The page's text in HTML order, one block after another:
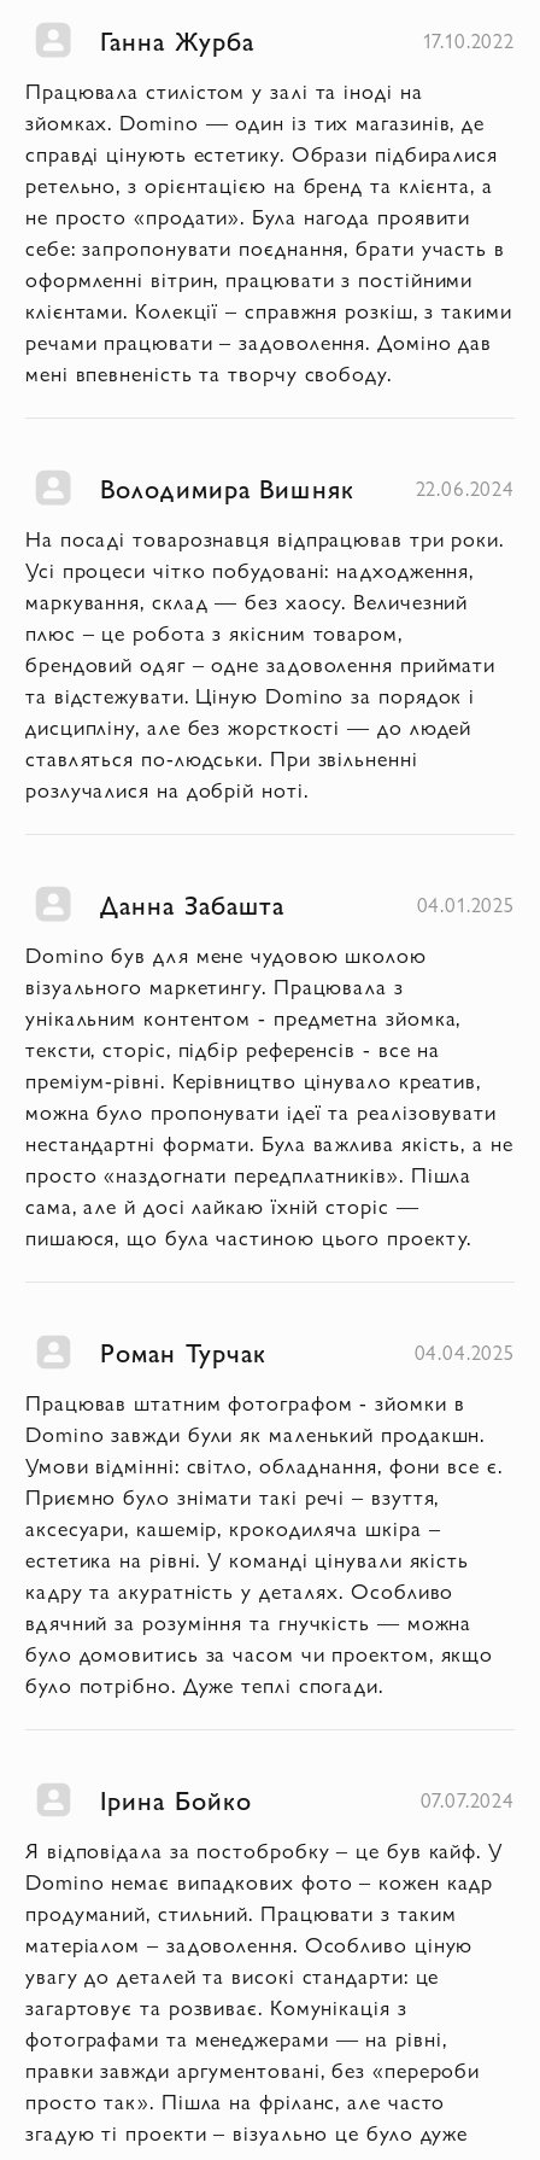
Ганна Журба 17.10.2022
Працювала стилістом у залі та іноді на
зйомках. Domino — один із тих магазинів, де
справді цінують естетику. Образи підбиралися
ретельно, з орієнтацією на бренд та клієнта, а
не просто «продати». Була нагода проявити
себе: запропонувати поєднання, брати участь в
оформленні вітрин, працювати з постійними
клієнтами. Колекції – справжня розкіш, з такими
речами працювати – задоволення. Доміно дав
мені впевненість та творчу свободу.
Володимира Вишняк 22.06.2024
На посаді товарознавця відпрацював три роки.
Усі процеси чітко побудовані: надходження,
маркування, склад — без хаосу. Величезний
плюс – це робота з якісним товаром,
брендовий одяг – одне задоволення приймати
та відстежувати. Ціную Domino за порядок і
дисципліну, але без жорсткості — до людей
ставляться по-людськи. При звільненні
розлучалися на добрій ноті.
Данна Забашта 04.01.2025
Domino був для мене чудовою школою
візуального маркетингу. Працювала з
унікальним контентом - предметна зйомка,
тексти, сторіс, підбір референсів - все на
преміум-рівні. Керівництво цінувало креатив,
можна було пропонувати ідеї та реалізовувати
нестандартні формати. Була важлива якість, а не
просто «наздогнати передплатників». Пішла
сама, але й досі лайкаю їхній сторіс —
пишаюся, що була частиною цього проекту.
Роман Турчак 04.04.2025
Працював штатним фотографом - зйомки в
Domino завжди були як маленький продакшн.
Умови відмінні: світло, обладнання, фони все є.
Приємно було знімати такі речі – взуття,
аксесуари, кашемір, крокодиляча шкіра –
естетика на рівні. У команді цінували якість
кадру та акуратність у деталях. Особливо
вдячний за розуміння та гнучкість — можна
було домовитись за часом чи проектом, якщо
було потрібно. Дуже теплі спогади.
Ірина Бойко 07.07.2024
Я відповідала за постобробку – це був кайф. У
Domino немає випадкових фото – кожен кадр
продуманий, стильний. Працювати з таким
матеріалом – задоволення. Особливо ціную
увагу до деталей та високі стандарти: це
загартовує та розвиває. Комунікація з
фотографами та менеджерами — на рівні,
правки завжди аргументовані, без «перероби
просто так». Пішла на фріланс, але часто
згадую ті проекти – візуально це було дуже